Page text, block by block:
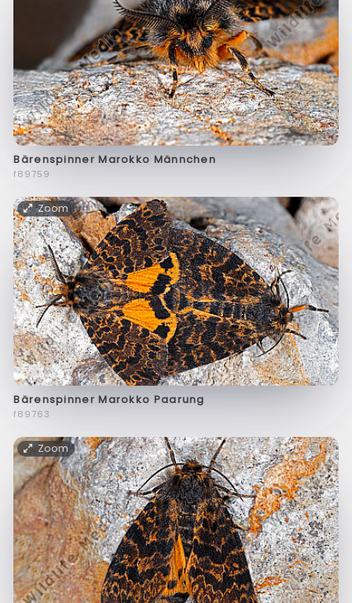
Bärenspinner Marokko Männchen
f89759
Zoom
Bärenspinner Marokko Paarung
f89763
Zoom